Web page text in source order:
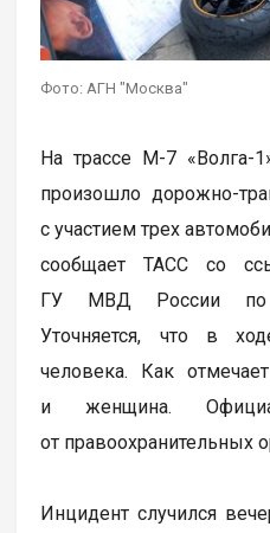
Фото: АГН "Москва"
На трассе М-7 «Волга-
произошло дорожно-
с участием трех
сообщает ТАСС со
ГУ МВД России по
Уточняется, что в
человека. Как
и женщина.
от правоохранительных
Инцидент случился